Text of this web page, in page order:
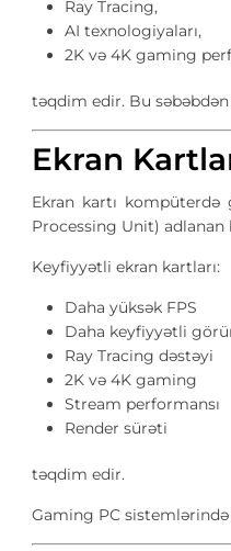
Ray Tracing,
AI texnologiyaları,
2K və 4K gaming
təqdim edir. Bu
Ekran
Ekran kartı
Processing Unit) adlanan
Keyfiyyətli ekran kartları:
Daha yüksək FPS
Daha keyfiyyətli
Ray Tracing dəstəyi
2K və 4K gaming
Stream performansı
Render sürəti
təqdim edir.
Gaming PC